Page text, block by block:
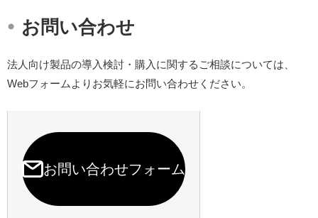
お問い合わせ
法人向け製品の導入検討・購入に関するご相談については、
Webフォームよりお気軽にお問い合わせください。
お問い合わせフォーム